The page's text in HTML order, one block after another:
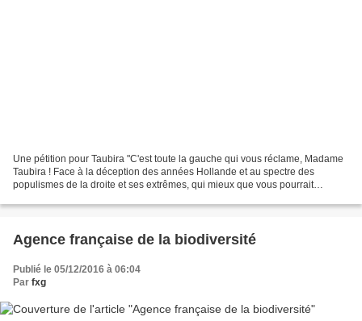
Une pétition pour Taubira "C'est toute la gauche qui vous réclame, Madame
Taubira ! Face à la déception des années Hollande et au spectre des
populismes de la droite et ses extrêmes, qui mieux que vous pourrait
Agence française de la biodiversité
Publié le 05/12/2016 à 06:04
Par fxg